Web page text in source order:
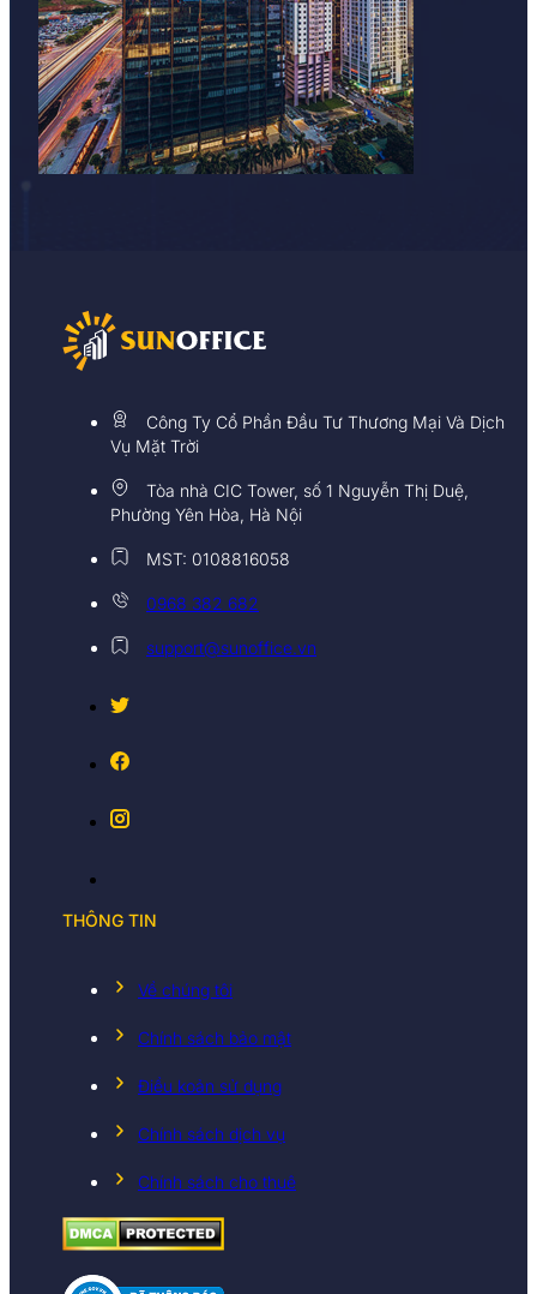
Công Ty Cổ Phần Đầu Tư Thương Mại Và Dịch
Vụ Mặt Trời
Tòa nhà CIC Tower, số 1 Nguyễn Thị Duệ,
Phường Yên Hòa, Hà Nội
MST: 0108816058
0968 382 682
support@sunoffice.vn
THÔNG TIN
Về chúng tôi
Chính sách bảo mật
Điều koản sử dụng
Chính sách dịch vụ
Chính sách cho thuê